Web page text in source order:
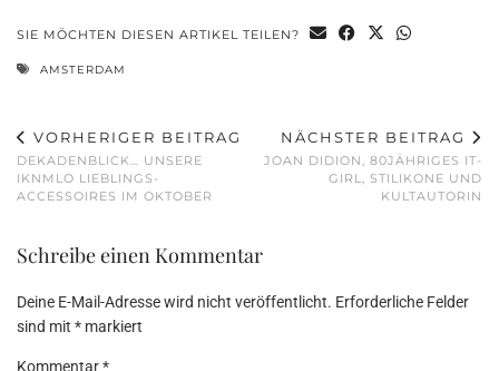
SIE MÖCHTEN DIESEN ARTIKEL TEILEN?
AMSTERDAM
VORHERIGER BEITRAG
DEKADENBLICK… UNSERE
IKNMLO LIEBLINGS-
ACCESSOIRES IM OKTOBER
NÄCHSTER BEITRAG
JOAN DIDION, 80JÄHRIGES IT-
GIRL, STILIKONE UND
KULTAUTORIN
Schreibe einen Kommentar
Deine E-Mail-Adresse wird nicht veröffentlicht. Erforderliche Felder
sind mit * markiert
Kommentar*